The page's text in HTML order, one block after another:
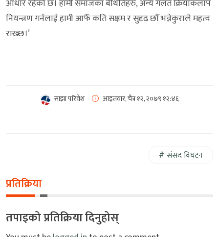
आधार रहेको छ। हामी समाजका बेथितिहरु, अन्य गलत क्रियाकलाप
नियन्त्रण गर्नलाई हामी आफैँ कति सक्षम र सुदृढ छौँ भन्नेकुराले महत्व
राख्छ।’
साझा परिवेश आइतवार, चैत्र १२, २०७९ १२:४६
संसद विघटन
प्रतिक्रिया
तपाइको प्रतिक्रिया दिनुहोस्